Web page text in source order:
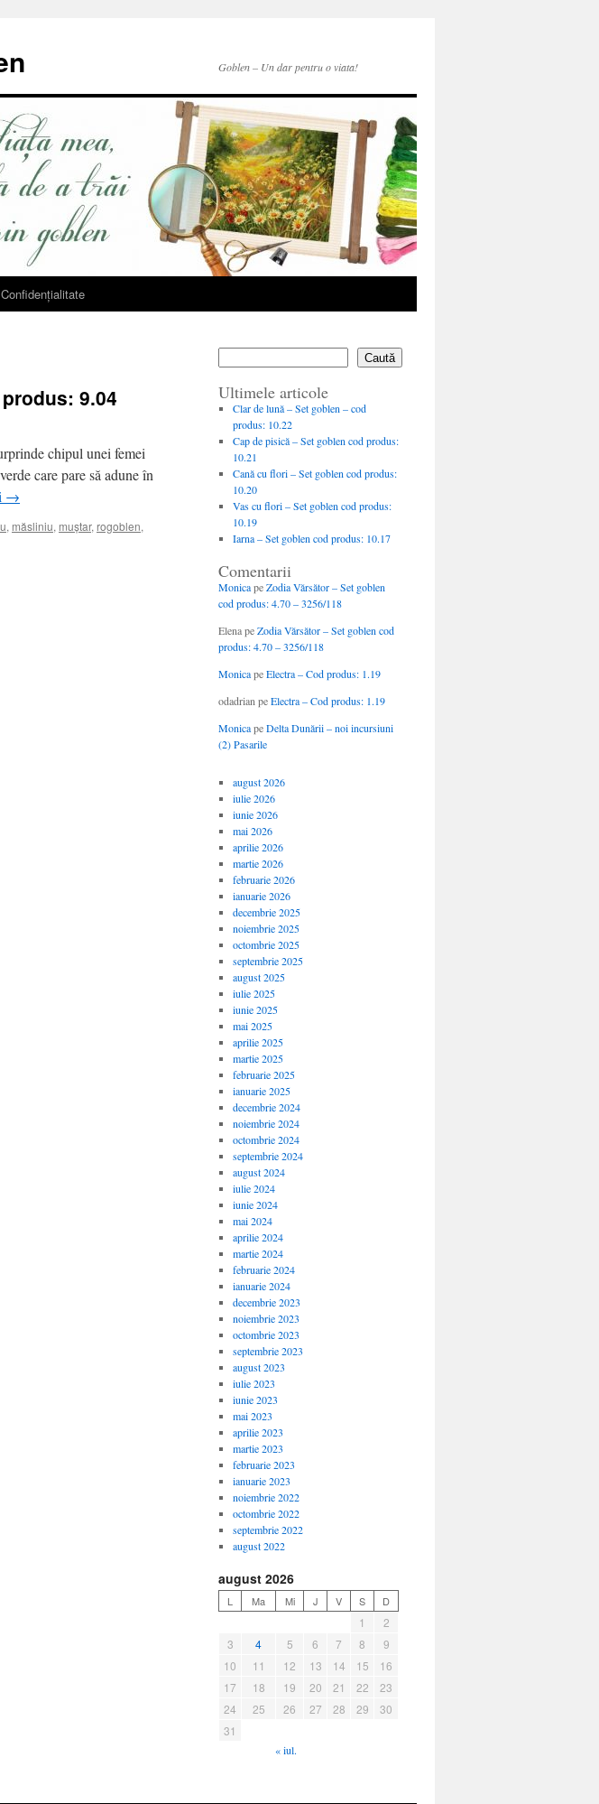
Goblen – Un dar pentru o viata!
9.04
chipul unei femei
care pare să adune în
→
, măsliniu, muștar, rogoblen,
Caută
Ultimele articole
Clar de lună – Set goblen – cod
produs: 10.22
Cap de pisică – Set goblen cod produs:
10.21
Cană cu flori – Set goblen cod produs:
10.20
Vas cu flori – Set goblen cod produs:
10.19
Iarna – Set goblen cod produs: 10.17
Comentarii
MonicapeZodia Vărsător – Set goblen
cod produs: 4.70 – 3256/118
ElenapeZodia Vărsător – Set goblen cod
produs: 4.70 – 3256/118
MonicapeElectra – Cod produs: 1.19
odadrian peElectra – Cod produs: 1.19
MonicapeDelta Dunării – noi incursiuni
(2) Pasarile
august 2026
iulie 2026
iunie 2026
mai 2026
aprilie 2026
martie 2026
februarie 2026
ianuarie 2026
decembrie 2025
noiembrie 2025
octombrie 2025
septembrie 2025
august 2025
iulie 2025
iunie 2025
mai 2025
aprilie 2025
martie 2025
februarie 2025
ianuarie 2025
decembrie 2024
noiembrie 2024
octombrie 2024
septembrie 2024
august 2024
iulie 2024
iunie 2024
mai 2024
aprilie 2024
martie 2024
februarie 2024
ianuarie 2024
decembrie 2023
noiembrie 2023
octombrie 2023
septembrie 2023
august 2023
iulie 2023
iunie 2023
mai 2023
aprilie 2023
martie 2023
februarie 2023
ianuarie 2023
noiembrie 2022
octombrie 2022
septembrie 2022
august 2022
august 2026
L Ma Mi J V S D
1
2
3
4 5 6 7 8
9
10
11 12 13 14 15
16
17
18 19 20 21 22
23
24
25 26 27 28 29
30
31
« iul.